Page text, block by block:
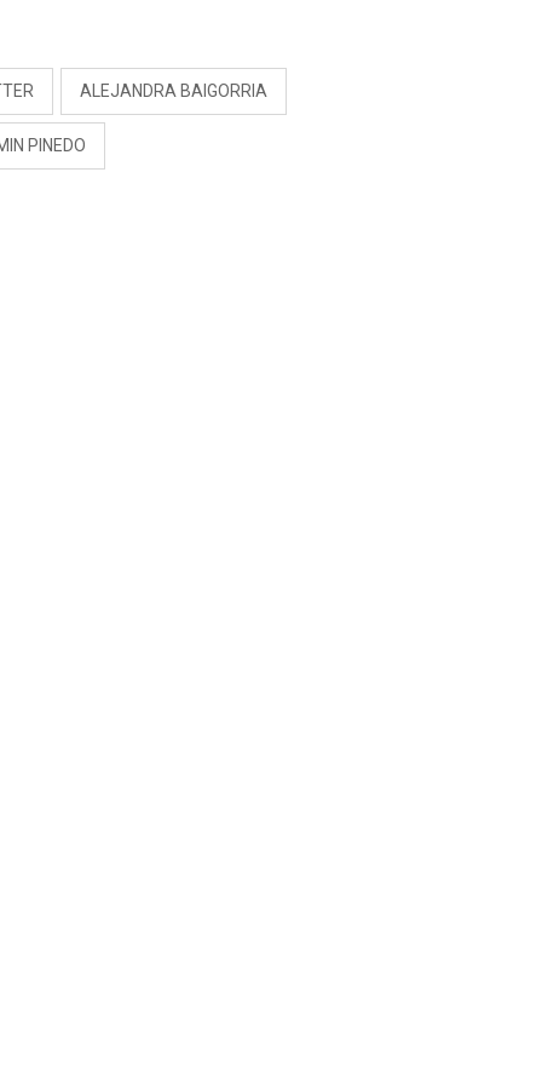
ALEJANDRA BAIGORRIA
PINEDO